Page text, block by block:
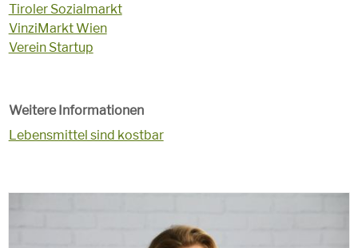
Tiroler Sozialmarkt
VinziMarkt Wien
Verein Startup
Weitere Informationen
Lebensmittel sind kostbar